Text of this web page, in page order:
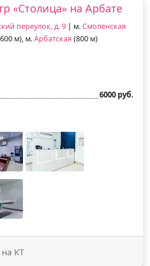
«Столица» на Арбате
переулок, д. 9 | м.Смоленская
м), м.Арбатская (800 м)
6000 руб.
на КТ